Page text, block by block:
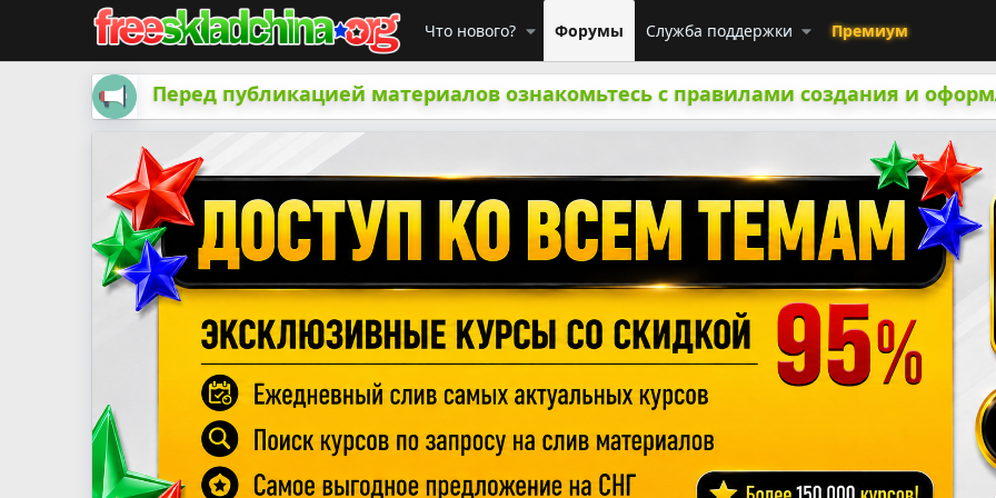
Что нового? Форумы Служба поддержки Премиум
Перед публикацией материалов ознакомьтесь с правилами создания и